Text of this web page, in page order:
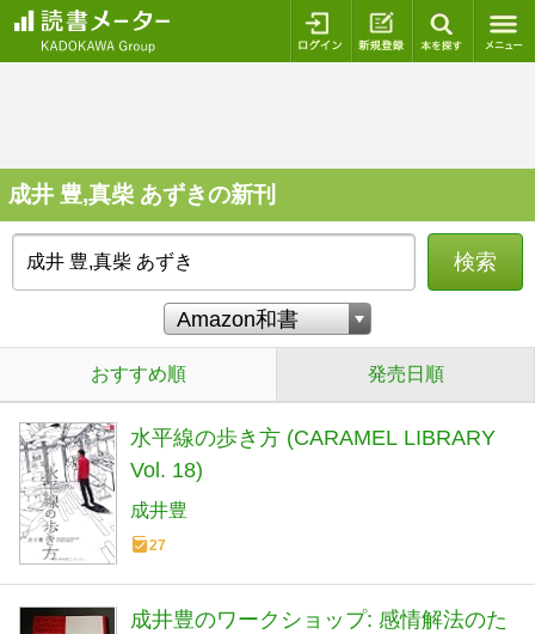
ログイン 新規登録
成井 豊,真柴 あずきの新刊
検索
おすすめ順 発売日順
水平線の歩き方 (CARAMEL LIBRARY
Vol. 18)
成井豊
27
成井豊のワークショップ: 感情解法のた